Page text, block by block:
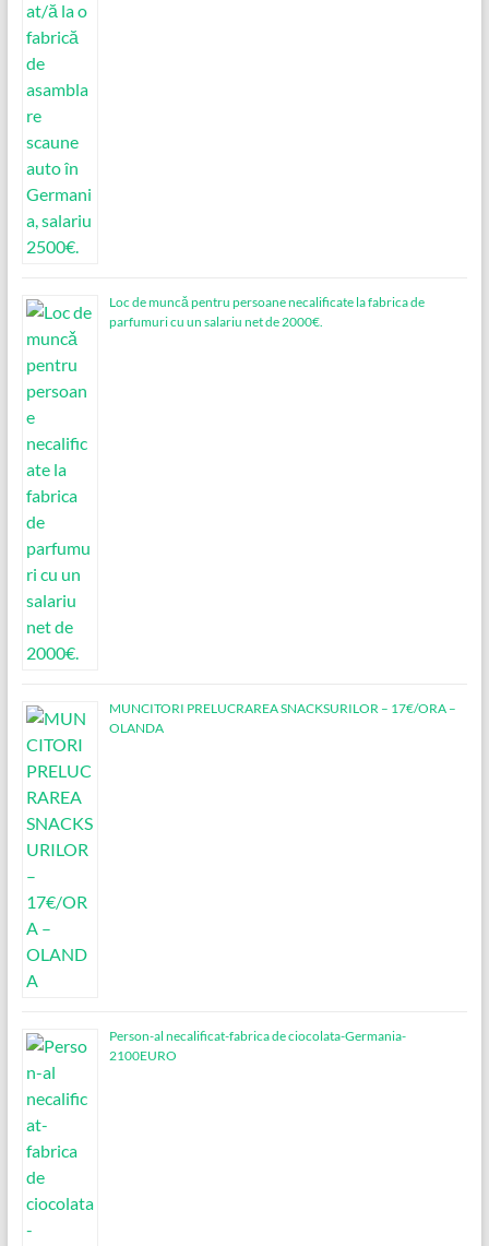
Loc de muncǎ pentru persoane necalificate la fabrica de
parfumuri cu un salariu net de 2000€.
MUNCITORI PRELUCRAREA SNACKSURILOR – 17€/ORA –
OLANDA
Person-al necalificat-fabrica de ciocolata-Germania-
2100EURO